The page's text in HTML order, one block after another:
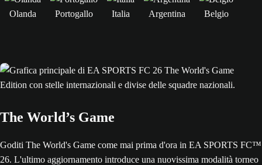
Olanda Portogallo Italia Argentina Belgio
The World’s Game
Goditi The World's Game come mai prima d'ora in EA SPORTS FC™
26. L'ultimo aggiornamento introduce una nuovissima modalità torneo